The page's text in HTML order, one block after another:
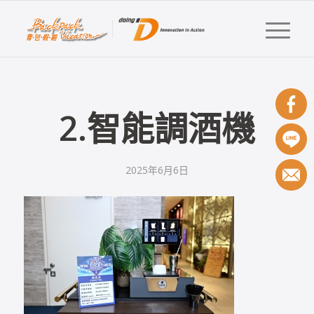
2.智能調酒機
2025年6月6日